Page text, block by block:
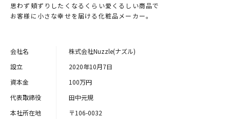
思わず頬ずりしたくなるくらい愛くるしい商品で
お客様に小さな幸せを届ける化粧品メーカー。
会社名
株式会社Nuzzle(ナズル)
設立
2020年10月7日
資本金
100万円
代表取締役
田中元規
本社所在地
〒106-0032